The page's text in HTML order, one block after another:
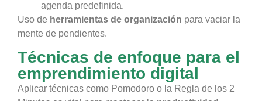
agenda predefinida.
Uso de herramientas de organización para vaciar la
mente de pendientes.
Técnicas de enfoque para el
emprendimiento digital
Aplicar técnicas como Pomodoro o la Regla de los 2